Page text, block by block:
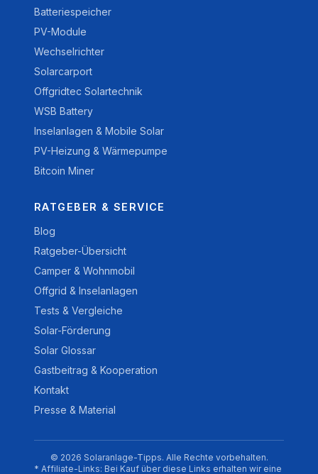
Batteriespeicher
PV-Module
Wechselrichter
Solarcarport
Offgridtec Solartechnik
WSB Battery
Inselanlagen & Mobile Solar
PV-Heizung & Wärmepumpe
Bitcoin Miner
RATGEBER & SERVICE
Blog
Ratgeber-Übersicht
Camper & Wohnmobil
Offgrid & Inselanlagen
Tests & Vergleiche
Solar-Förderung
Solar Glossar
Gastbeitrag & Kooperation
Kontakt
Presse & Material
© 2026 Solaranlage-Tipps. Alle Rechte vorbehalten.
* Affiliate-Links: Bei Kauf über diese Links erhalten wir eine